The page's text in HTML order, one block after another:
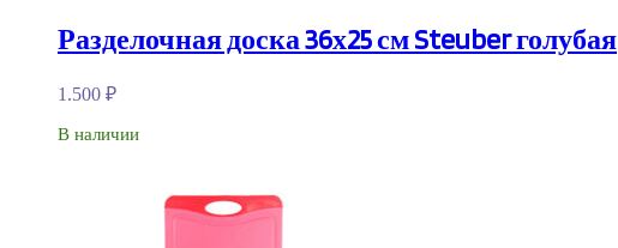
Разделочная доска 36х25 см Steuber голубая
1.500 ₽
В наличии